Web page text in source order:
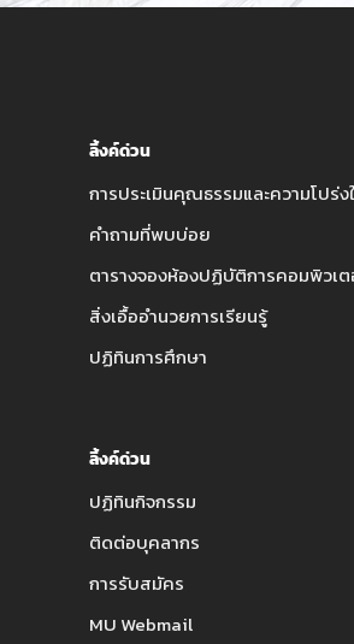
ลิ้งค์ด่วน
การประเมินคุณธรรมและความโปร่ง
คำถามที่พบบ่อย
ตารางจองห้องปฏิบัติการคอมพิวเ
สิ่งเอื้ออำนวยการเรียนรู้
ปฏิทินการศึกษา
ลิ้งค์ด่วน
ปฏิทินกิจกรรม
ติดต่อบุคลากร
การรับสมัคร
MU Webmail